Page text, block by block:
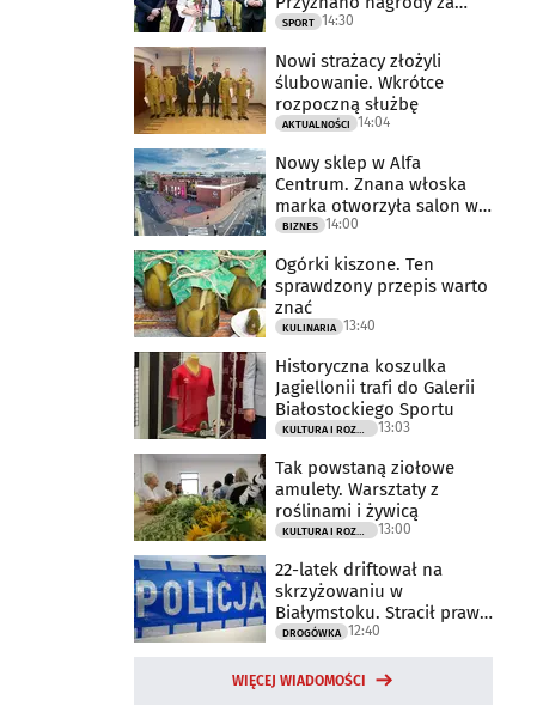
2025 rok
SPORT 14:30
Nowi strażacy złożyli
ślubowanie. Wkrótce
rozpoczną służbę
AKTUALNOŚCI 14:04
Nowy sklep w Alfa
Centrum. Znana włoska
marka otworzyła salon w
Białymstoku
BIZNES 14:00
Ogórki kiszone. Ten
sprawdzony przepis warto
znać
KULINARIA 13:40
Historyczna koszulka
Jagiellonii trafi do Galerii
Białostockiego Sportu
13:03
Tak powstaną ziołowe
amulety. Warsztaty z
roślinami i żywicą
13:00
22-latek driftował na
skrzyżowaniu w
Białymstoku. Stracił prawo
jazdy
DROGÓWKA 12:40
WIĘCEJ WIADOMOŚCI